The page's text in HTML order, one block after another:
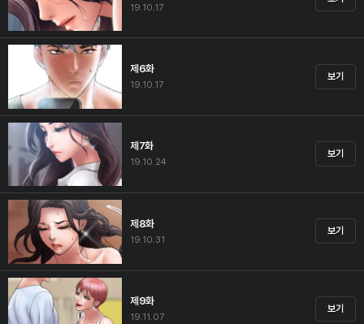
19.10.17
제6화
19.10.17
보기
제7화
19.10.24
보기
제8화
19.10.31
보기
제9화
19.11.07
보기